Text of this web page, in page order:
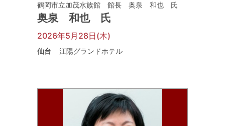
鶴岡市立加茂水族館 館長 奥泉 和也 氏
奥泉 和也 氏
2026年5月28日(木)
仙台 江陽グランドホテル